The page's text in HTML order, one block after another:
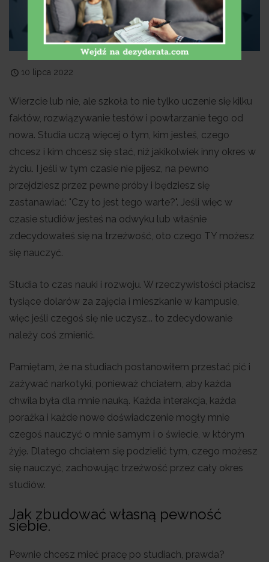
10 lipca 2022
Wierzcie lub nie, ale szkoła to nie tylko uczenie się kilku
faktów, rozwiązywanie testów i powtarzanie tego od
nowa. Studia uczą więcej o tym, kim jesteś, czego
chcesz i kim chcesz się stać, niż jakikolwiek inny okres w
życiu. I jeśli w tym czasie nie pijesz, na pewno
przejdziesz przez pewne próby i będziesz się
zastanawiać: "Czy to jest tego warte?". Jeśli więc w
czasie studiów jesteś na odwyku lub właśnie
zdecydowałeś się na trzeźwość, oto czego TY możesz
się nauczyć.
Studia to czas nauki i rozwoju. W rzeczywistości płacisz
tysiące dolarów za zajęcia i mieszkanie w kampusie,
więc jeśli czegoś się nie uczysz... to zdecydowanie
należy coś zmienić.
Pamiętam, że na studiach postanowiłem przestać pić i
zażywać narkotyki, ponieważ chciałem, aby każda
chwila była dla mnie nauką. Każda interakcja, każda
porażka i każde nowe doświadczenie mogły mnie
czegoś nauczyć o mnie samym i o świecie, w którym
żyję. Dlatego chciałem się podzielić tym, czego możesz
się nauczyć, zachowując trzeźwość przez cały okres
studiów.
Jak zbudować własną pewność
siebie.
Pewnie chcesz mieć pracę po studiach, prawda?